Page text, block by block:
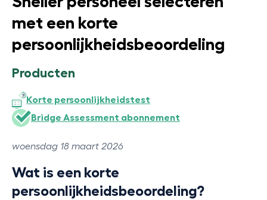
met een korte
persoonlijkheidsbeoordeling
Producten
Korte persoonlijkheidstest
Bridge Assessment abonnement
woensdag 18 maart 2026
Wat is een korte
persoonlijkheidsbeoordeling?